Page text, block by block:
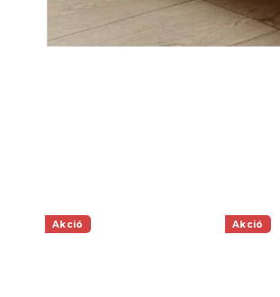
Akció Akció